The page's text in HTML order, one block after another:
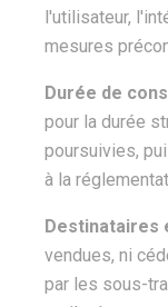
l'utilisateur,
mesures
Durée de
pour la durée
poursuivies,
à la
Destinataires
vendues, ni
par les sous-